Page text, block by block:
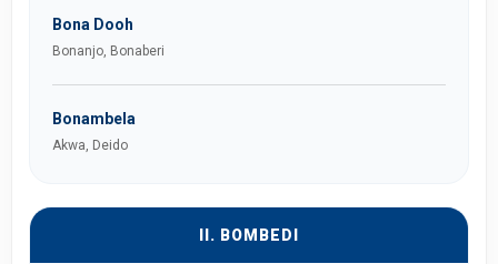
Bona Dooh
Bonanjo, Bonaberi
Bonambela
Akwa, Deido
II. BOMBEDI